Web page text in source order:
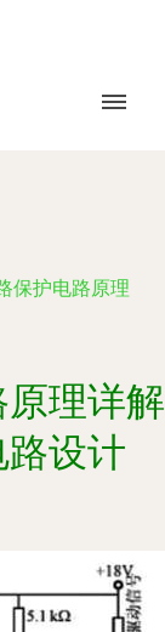
保护电路原理
理详解
设计